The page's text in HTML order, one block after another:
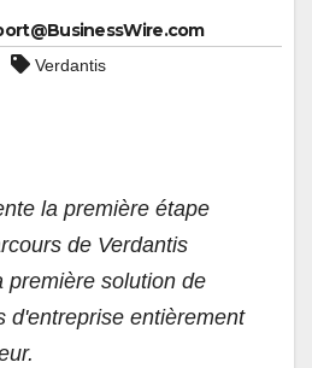
Verdantis
la première étape
de Verdantis
première solution de
d'entreprise entièrement